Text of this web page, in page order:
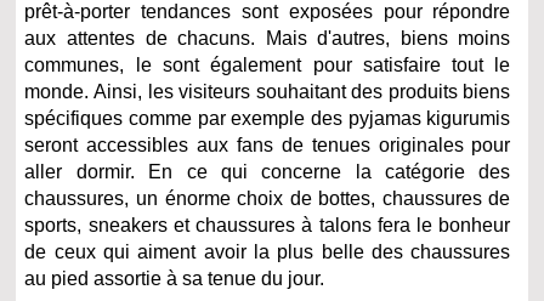
prêt-à-porter tendances sont exposées pour répondre
aux attentes de chacuns. Mais d'autres, biens moins
communes, le sont également pour satisfaire tout le
monde. Ainsi, les visiteurs souhaitant des produits biens
spécifiques comme par exemple des pyjamas kigurumis
seront accessibles aux fans de tenues originales pour
aller dormir. En ce qui concerne la catégorie des
chaussures, un énorme choix de bottes, chaussures de
sports, sneakers et chaussures à talons fera le bonheur
de ceux qui aiment avoir la plus belle des chaussures
au pied assortie à sa tenue du jour.